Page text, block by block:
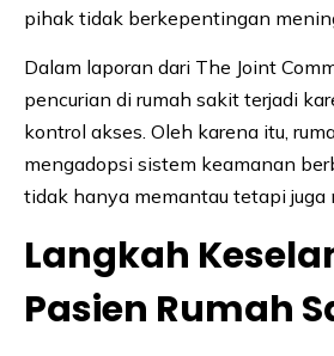
pihak tidak berkepentingan
Dalam laporan dari The Joint
pencurian di rumah sakit terjadi
kontrol akses. Oleh karena itu,
mengadopsi sistem keamanan
tidak hanya memantau tetapi juga
Langkah
Pasien Rumah